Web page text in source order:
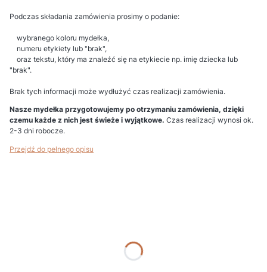
Podczas składania zamówienia prosimy o podanie:
wybranego koloru mydełka,
numeru etykiety lub "brak",
oraz tekstu, który ma znaleźć się na etykiecie np. imię dziecka lub
"brak".
Brak tych informacji może wydłużyć czas realizacji zamówienia.
Nasze mydełka przygotowujemy po otrzymaniu zamówienia, dzięki
czemu każde z nich jest świeże i wyjątkowe. Czas realizacji wynosi ok.
2-3 dni robocze.
Przejdź do pełnego opisu
Nr etykiety (gdy bez etykiety wpisz "BRAK")